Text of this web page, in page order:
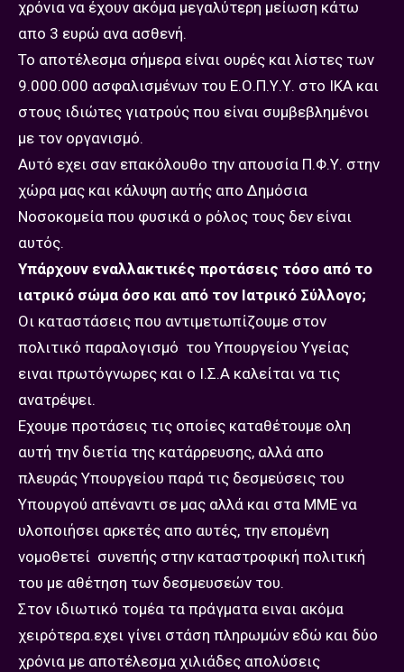
χρόνια να έχουν ακόμα μεγαλύτερη μείωση κάτω
απο 3 ευρώ ανα ασθενή.
Το αποτέλεσμα σήμερα είναι ουρές και λίστες των
9.000.000 ασφαλισμένων του Ε.Ο.Π.Υ.Υ. στο ΙΚΑ και
στους ιδιώτες γιατρούς που είναι συμβεβλημένοι
με τον οργανισμό.
Αυτό εχει σαν επακόλουθο την απουσία Π.Φ.Υ. στην
χώρα μας και κάλυψη αυτής απο Δημόσια
Νοσοκομεία που φυσικά ο ρόλος τους δεν είναι
αυτός.
Υπάρχουν εναλλακτικές προτάσεις τόσο από το
ιατρικό σώμα όσο και από τον Ιατρικό Σύλλογο;
Οι καταστάσεις που αντιμετωπίζουμε στον
πολιτικό παραλογισμό του Υπουργείου Υγείας
ειναι πρωτόγνωρες και ο Ι.Σ.Α καλείται να τις
ανατρέψει.
Εχουμε προτάσεις τις οποίες καταθέτουμε ολη
αυτή την διετία της κατάρρευσης, αλλά απο
πλευράς Υπουργείου παρά τις δεσμεύσεις του
Υπουργού απέναντι σε μας αλλά και στα ΜΜΕ να
υλοποιήσει αρκετές απο αυτές, την επομένη
νομοθετεί συνεπής στην καταστροφική πολιτική
του με αθέτηση των δεσμευσεών του.
Στον ιδιωτικό τομέα τα πράγματα ειναι ακόμα
χειρότερα.εχει γίνει στάση πληρωμών εδώ και δύο
χρόνια με αποτέλεσμα χιλιάδες απολύσεις